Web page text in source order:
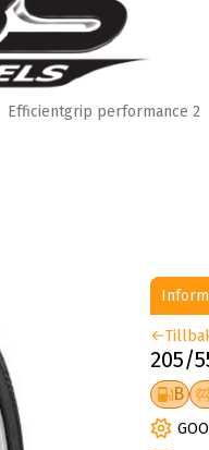
Efficientgrip performance 2
205/
B